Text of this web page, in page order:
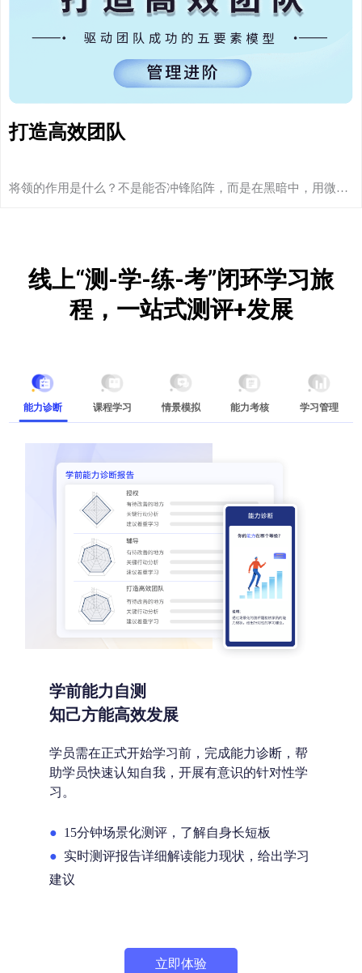
打造高效团队
将领的作用是什么？不是能否冲锋陷阵，而是在黑暗中，用微…
线上“测-学-练-考”闭环学习旅
程，一站式测评+发展
能力诊断 课程学习 情景模拟 能力考核 学习管理
学前能力自测
知己方能高效发展
学员需在正式开始学习前，完成能力诊断，帮
助学员快速认知自我，开展有意识的针对性学
习。
● 15分钟场景化测评，了解自身长短板
● 实时测评报告详细解读能力现状，给出学习
建议
立即体验